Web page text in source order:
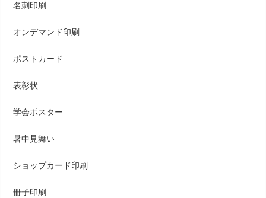
名刺印刷
オンデマンド印刷
ポストカード
表彰状
学会ポスター
暑中見舞い
ショップカード印刷
冊子印刷